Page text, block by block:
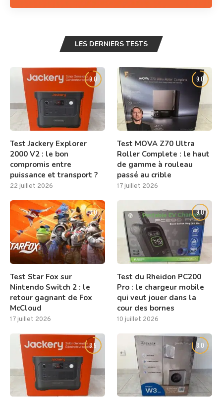
LES DERNIERS TESTS
9.0
Test Jackery Explorer
2000 V2 : le bon
compromis entre
puissance et transport ?
22 juillet 2026
9.0
Test MOVA Z70 Ultra
Roller Complete : le haut
de gamme à rouleau
passé au crible
17 juillet 2026
8.0
Test Star Fox sur
Nintendo Switch 2 : le
retour gagnant de Fox
McCloud
17 juillet 2026
9.0
Test du Rheidon PC200
Pro : le chargeur mobile
qui veut jouer dans la
cour des bornes
10 juillet 2026
8.5 8.0